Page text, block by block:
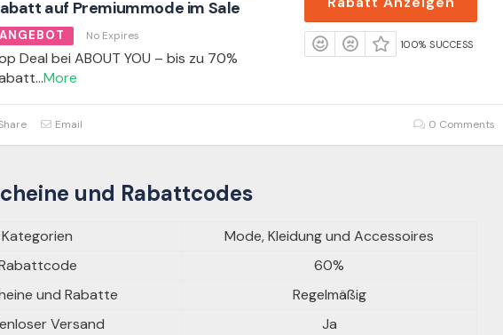
auf Premiummode im Sale
ANGEBOT No Expires
Deal bei ABOUT YOU – bis zu 70%
...More
100% SUCCESS
Email 0 Comments
und Rabattcodes
Kategorien
Mode, Kleidung und Accessoires
60%
und Rabatte
Regelmäßig
Versand
Ja